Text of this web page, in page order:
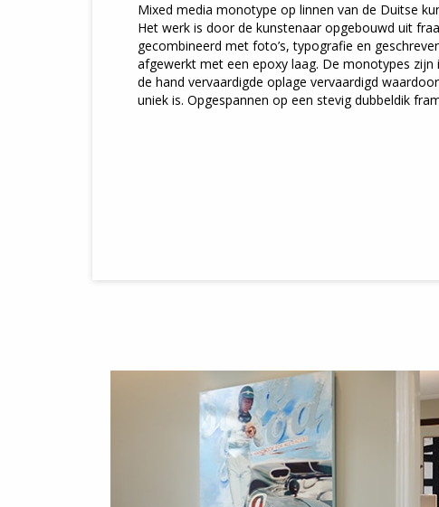
Mixed media monotype op linnen van de Duitse
Het werk is door de kunstenaar opgebouwd uit
gecombineerd met foto’s, typografie en
afgewerkt met een epoxy laag. De monotypes zijn
de hand vervaardigde oplage vervaardigd
uniek is. Opgespannen op een stevig dubbeldik